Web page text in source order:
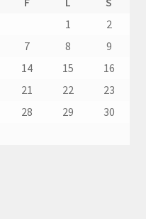
1
2
7 8
9
14 15
16
21 22
23
28 29
30